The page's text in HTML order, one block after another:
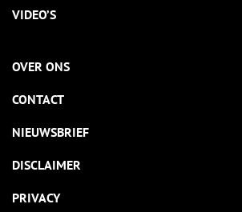
VIDEO’S
OVER ONS
CONTACT
NIEUWSBRIEF
DISCLAIMER
PRIVACY